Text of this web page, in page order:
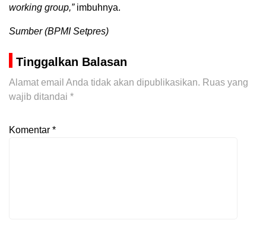
working group,”imbuhnya.
Sumber (BPMI Setpres)
Tinggalkan Balasan
Alamat email Anda tidak akan dipublikasikan. Ruas yang
wajib ditandai *
Komentar *